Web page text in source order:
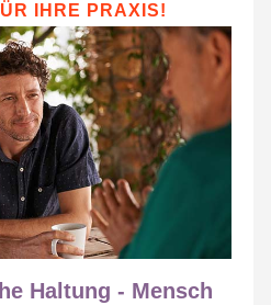
IHRE PRAXIS!
Haltung - Mensch